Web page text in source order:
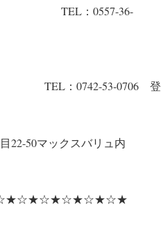
36-
53-0706 登
22-50マックスバリュ内